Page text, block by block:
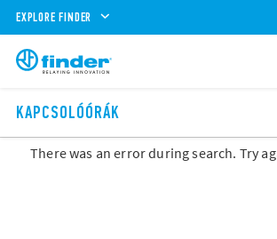
EXPLORE FINDER
KAPCSOLÓÓRÁK
There was an error during search. Try